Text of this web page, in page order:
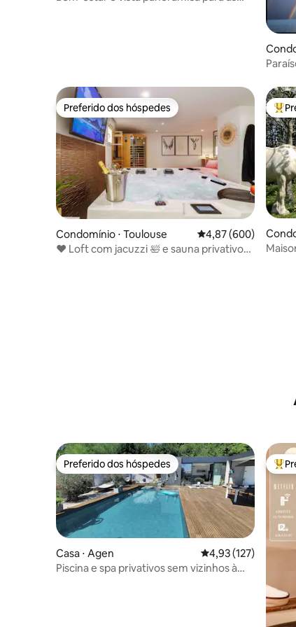
Preferido dos hóspedes
Preferido dos hóspedes
Condomínio ⋅ Toulouse 4,87 de uma
4,87 (600)
♥️ Loft com jacuzzi 🛀 e sauna privativos
Preferido dos hóspedes
Preferido dos hóspedes
Casa ⋅ Agen 4,93 de uma
4,93 (127)
Piscina e spa privativos sem vizinhos à